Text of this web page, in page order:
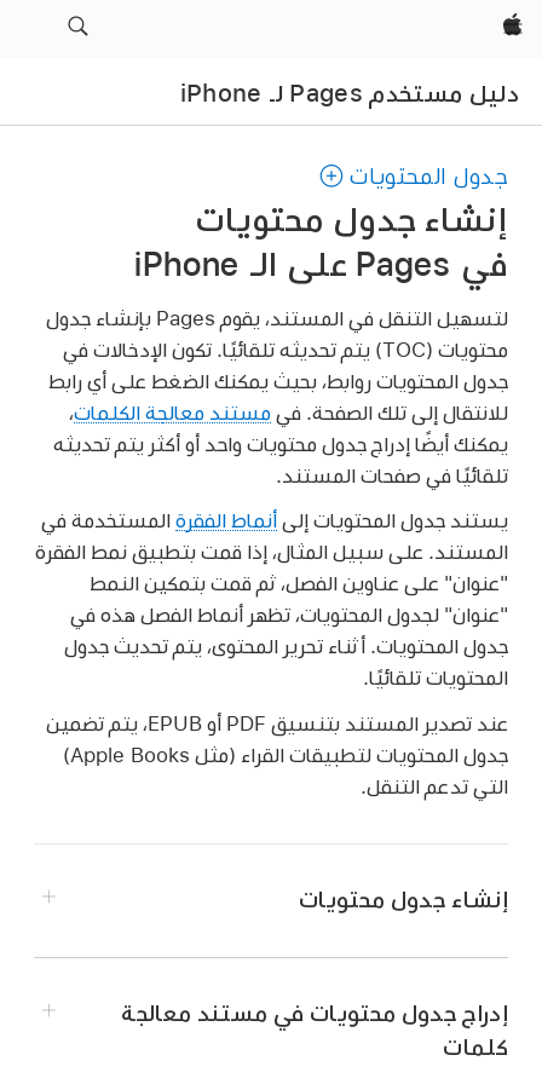
Apple‏
دليل مستخدم Pages لـ iPhone
جدول المحتويات
إنشاء جدول محتويات
في Pages على الـ iPhone
لتسهيل التنقل في المستند، يقوم Pages بإنشاء جدول
محتويات (TOC) يتم تحديثه تلقائيًا. تكون الإدخالات في
جدول المحتويات روابط، بحيث يمكنك الضغط على أي رابط
للانتقال إلى تلك الصفحة. في مستند معالجة الكلمات،
يمكنك أيضًا إدراج جدول محتويات واحد أو أكثر يتم تحديثه
تلقائيًا في صفحات المستند.
يستند جدول المحتويات إلى أنماط الفقرة المستخدمة في
المستند. على سبيل المثال، إذا قمت بتطبيق نمط الفقرة
"عنوان" على عناوين الفصل، ثم قمت بتمكين النمط
"عنوان" لجدول المحتويات، تظهر أنماط الفصل هذه في
جدول المحتويات. أثناء تحرير المحتوى، يتم تحديث جدول
المحتويات تلقائيًا.
عند تصدير المستند بتنسيق PDF أو EPUB، يتم تضمين
جدول المحتويات لتطبيقات القراء (مثل Apple Books)
التي تدعم التنقل.
إنشاء جدول محتويات
إذا لم تكن قد قمت بذلك بالفعل،فقم بتطبيق أنماط
الفقرات
إدراج جدول محتويات في مستند معالجة
كلمات